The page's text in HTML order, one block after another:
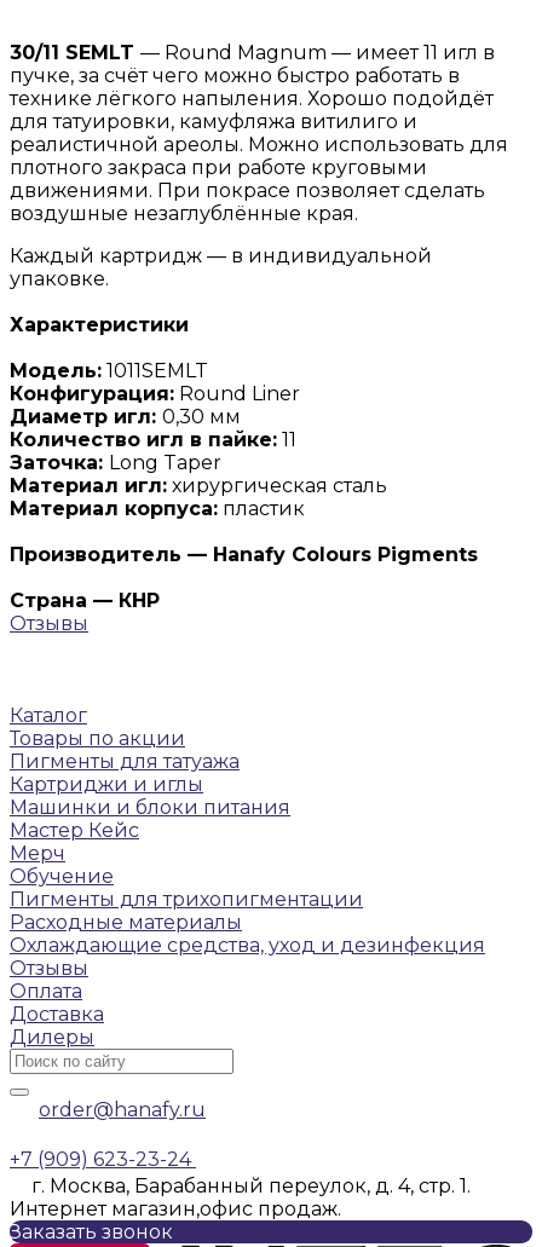
30/11 SEMLT — Round Magnum — имеет 11 игл в
пучке, за счёт чего можно быстро работать в
технике лёгкого напыления. Хорошо подойдёт
для татуировки, камуфляжа витилиго и
реалистичной ареолы. Можно использовать для
плотного закраса при работе круговыми
движениями. При покрасе позволяет сделать
воздушные незаглублённые края.
Каждый картридж — в индивидуальной
упаковке.
Характеристики
Модель: 1011SEMLT
Конфигурация: Round Liner
Диаметр игл: 0,30 мм
Количество игл в пайке: 11
Заточка: Long Taper
Материал игл: хирургическая сталь
Материал корпуса: пластик
Производитель — Hanafy Colours Pigments
Страна — КНР
Отзывы
Каталог
Товары по акции
Пигменты для татуажа
Картриджи и иглы
Машинки и блоки питания
Мастер Кейс
Мерч
Обучение
Пигменты для трихопигментации
Расходные материалы
Охлаждающие средства, уход и дезинфекция
Отзывы
Оплата
Доставка
Дилеры
order@hanafy.ru
+7 (909) 623-23-24
г. Москва, Барабанный переулок, д. 4, стр. 1.
Интернет магазин,офис продаж.
Заказать звонок